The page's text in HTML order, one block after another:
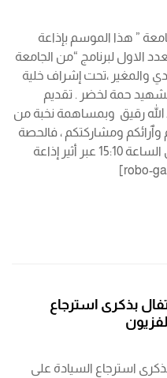
” هذا الموسم بإذاعة
الاول لبرنامج “من الجامعة
والمغير ،تحت إشراف خلية
حمة لخضر . تقديم
الله رقيق وبمساهمة نخبة من
وٱرائكم ومشاركتكم ، فالحصة
منكم وإليكم. تبث كل يوم سبت على الساعة 15:10 عبر أثير إذاعة
بذكرى استرجاع
استرجاع السيادة على